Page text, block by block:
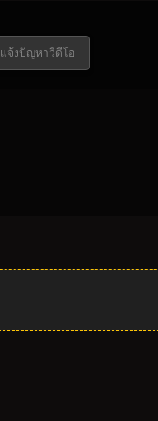
แจ้งปัญหาวีดีโอ